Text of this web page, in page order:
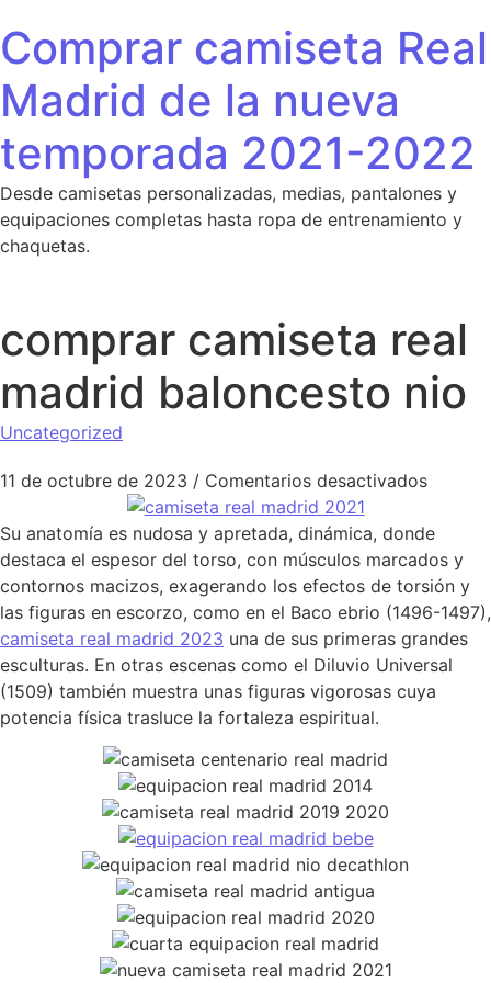
Comprar camiseta Real
Madrid de la nueva
temporada 2021-2022
Desde camisetas personalizadas, medias, pantalones y
equipaciones completas hasta ropa de entrenamiento y
chaquetas.
comprar camiseta real
madrid baloncesto nio
Uncategorized
11 de octubre de 2023 / Comentarios desactivadosen
Su anatomía es nudosa y apretada, dinámica, donde
destaca el espesor del torso, con músculos marcados y
contornos macizos, exagerando los efectos de torsión y
las figuras en escorzo, como en el Baco ebrio (1496-1497),
camiseta real madrid 2023 una de sus primeras grandes
esculturas. En otras escenas como el Diluvio Universal
(1509) también muestra unas figuras vigorosas cuya
potencia física trasluce la fortaleza espiritual.